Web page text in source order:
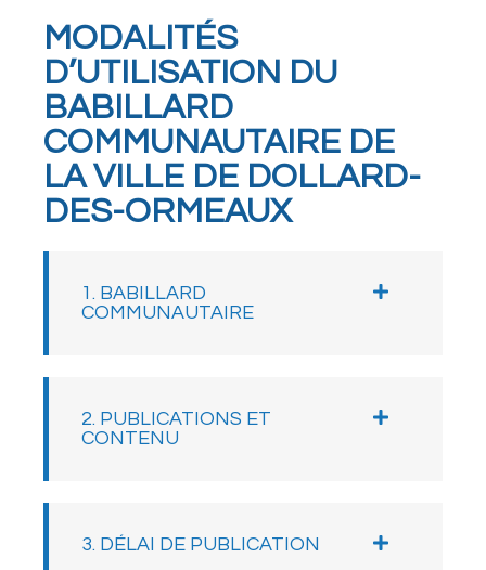
MODALITÉS
D’UTILISATION DU
BABILLARD
COMMUNAUTAIRE DE
LA VILLE DE DOLLARD-
DES-ORMEAUX
1. BABILLARD
COMMUNAUTAIRE
2. PUBLICATIONS ET
CONTENU
3. DÉLAI DE PUBLICATION